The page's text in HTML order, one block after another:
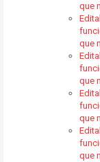
que
que
que
que
que